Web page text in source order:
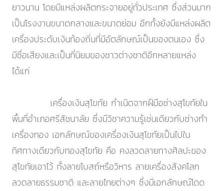
ยาวนาน โดยมีแหล่งผลิตกระจายอยู่ทั่วประเทศ ซึ่งส่วนมาก
เป็นโรงงานขนาดกลางและขนาดย่อม อีกทั้งยังมีแหล่งผลิต
เครื่องประดับเงินท้องถิ่นที่มีอัตลักษณ์เป็นของตนเอง ซึ่ง
มีชื่อเสียงและเป็นที่นิยมของชาวต่างชาติอีกหลายแหล่ง
ได้แก่
เครื่องเงินสุโขทัย กำเนิดจากฝีมือช่างสุโขทัยใน
พื้นที่อำเภอศรีสัชนาลัย ซึ่งมีวิชาความรู้เช่นเดียวกับช่างทำ
เครื่องทอง เอกลักษณ์ของเครื่องเงินสุโขทัยเป็นไปใน
ทิศทางเดียวกับทองสุโขทัย คือ คงลวดลายทางศิลปะของ
สุโขทัยเอาไว้ ทั้งลายโบสถ์หรือวิหาร ลายเครื่องสังคโลก
ลวดลายธรรมชาติ และลายไทยต่างๆ ซึ่งมีเอกลักษณ์โดด